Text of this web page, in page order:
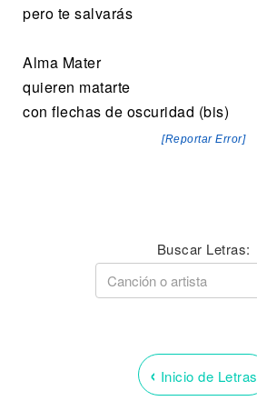
pero te salvarás
Alma Mater
quieren matarte
con flechas de oscuridad (bis)
[Reportar Error]
Buscar Letras:
‹ Inicio de Letras